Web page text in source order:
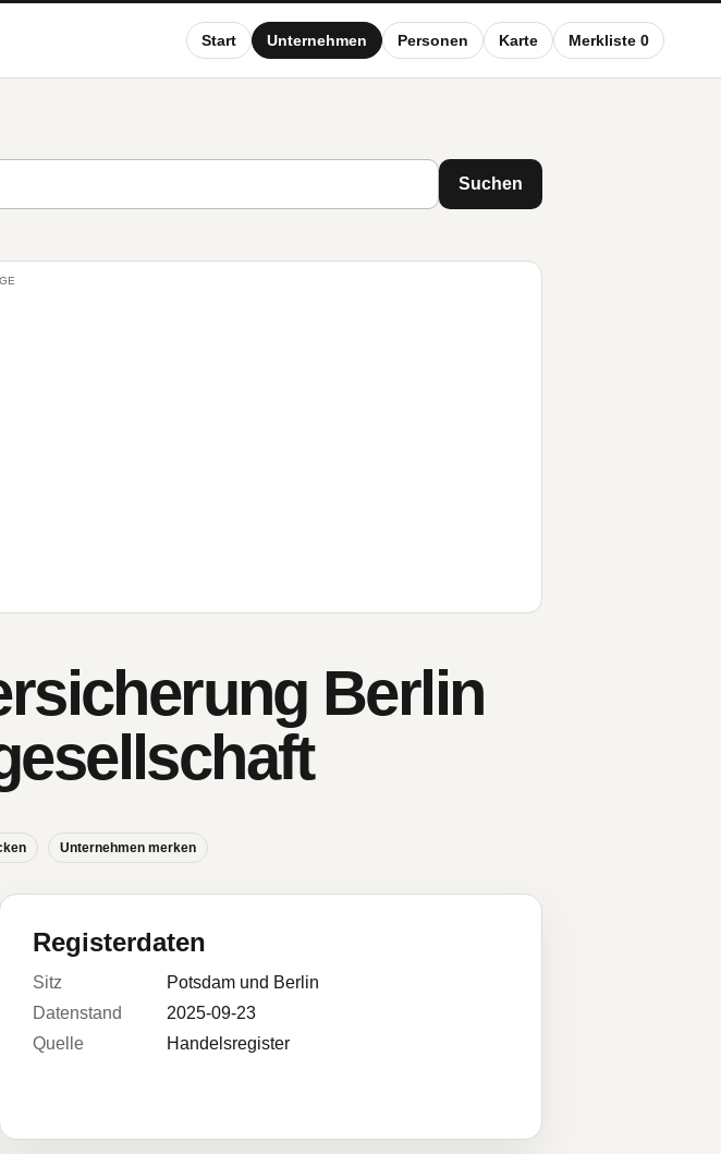
Start Unternehmen Personen Karte Merkliste 0
Suchen
Berlin
Unternehmen merken
Registerdaten
Sitz
Potsdam und Berlin
Datenstand
2025-09-23
Quelle
Handelsregister